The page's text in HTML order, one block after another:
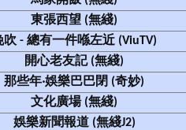
東張西望 (無綫)
吹 - 總有一件喺左近 (ViuTV)
開心老友記 (無綫)
那些年‧娛樂巴巴閉 (奇妙)
文化廣場 (無綫)
娛樂新聞報道 (無綫J2)